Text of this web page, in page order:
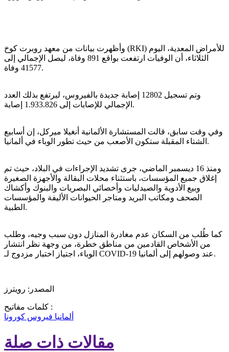
وأظهرت بيانات من معهد روبرت كوخ (RKI) للأمراض المعدية، اليوم
الثلاثاء، أن الوفيات ارتفعت بواقع 891 وفاة، ليصل الإجمالي إلى
41577 وفاة.
وتم تسجيل 12802 إصابة جديدة بالفيروس، ليرتفع بذلك العدد
الإجمالي للإصابات إلى 1.933.826 إصابة.
وفي وقت سابق، قالت المستشارة الألمانية أنغيلا ميركل، إن أسابيع
الشتاء المقبلة ستكون الأصعب من حيث تطور الوباء في ألمانيا.
ومنذ 16 ديسمبر الماضي، جرى تشديد الإجراءات في البلاد، حيث تم
إغلاق جميع المؤسسات، باستثناء محلات البقالة والأجهزة الصغيرة
وبيع الأدوية والصيدليات وأخصائي البصريات والبنوك وأكشاك
الصحف ومكاتب البريد ومتاجر الحيوانات الأليفة والمؤسسات
الطبية.
كما طُلب من السكان عدم مغادرة المنازل دون سبب وجيه، وطلب
من الأشخاص القادمين من مناطق خطرة، من وجهة نظر انتشار
الوباء، اجتياز اختبار مزدوج لـ COVID-19 عند وصولهم إلى ألمانيا.
المصدر: رويترز
كلمات مفاتيح :
ألمانيا فيروس كورونا
مقالات ذات صلة